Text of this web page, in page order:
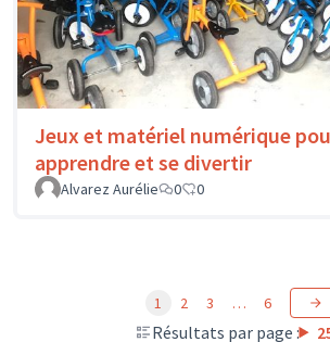
Jeux et matériel numérique
apprendre et se divertir
Alvarez Aurélie
0 0
Résultats par page :
1 2 3 … 6